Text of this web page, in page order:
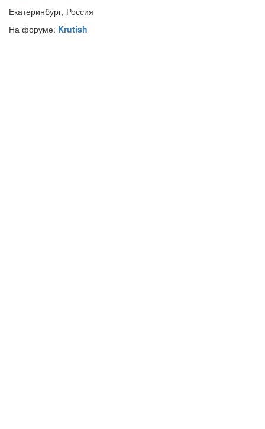
Екатеринбург, Россия
На форуме: Krutish